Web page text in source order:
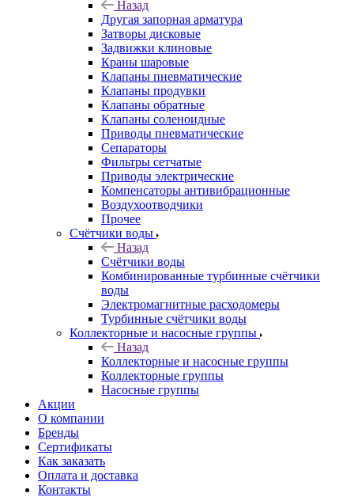
Назад
Другая запорная арматура
Затворы дисковые
Задвижки клиновые
Краны шаровые
Клапаны пневматические
Клапаны продувки
Клапаны обратные
Клапаны соленоидные
Приводы пневматические
Сепараторы
Фильтры сетчатые
Приводы электрические
Компенсаторы антивибрационные
Воздухоотводчики
Прочее
Счётчики воды
Назад
Счётчики воды
Комбинированные турбинные счётчики
воды
Электромагнитные расходомеры
Турбинные счётчики воды
Коллекторные и насосные группы
Назад
Коллекторные и насосные группы
Коллекторные группы
Насосные группы
Акции
О компании
Бренды
Сертификаты
Как заказать
Оплата и доставка
Контакты